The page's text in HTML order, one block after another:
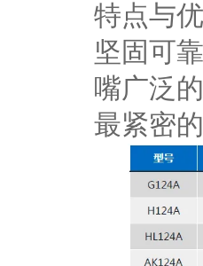
特点与
坚固可
嘴广泛
最紧密